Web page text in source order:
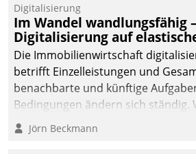
Digitalisierung
Im Wandel wandlungsfähig –
Digitalisierung auf
Die Immobilienwirtschaft
betrifft Einzelleistungen und
benachbarte und künftige
Bedingungen ändern sich ständig.
technisch die Kontrolle wahren
fürs Wachsen öffnen?
Jörn Beckmann